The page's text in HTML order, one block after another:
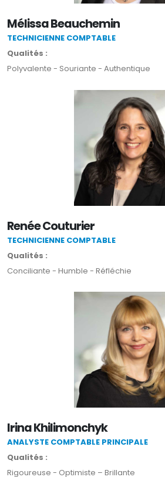
Mélissa Beauchemin
TECHNICIENNE COMPTABLE
Qualités :
Polyvalente - Souriante - Authentique
Renée Couturier
TECHNICIENNE COMPTABLE
Qualités :
Conciliante - Humble - Réfléchie
Irina Khilimonchyk
ANALYSTE COMPTABLE PRINCIPALE
Qualités :
Rigoureuse - Optimiste – Brillante